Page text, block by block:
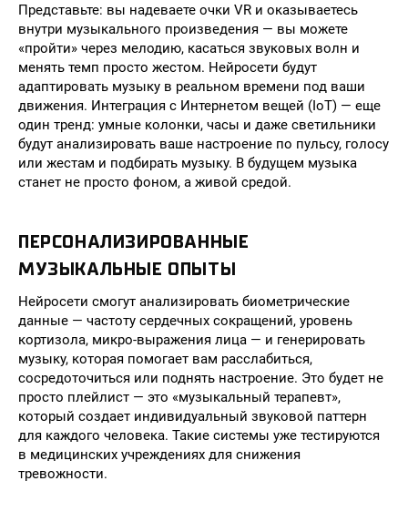
Представьте: вы надеваете очки VR и оказываетесь
внутри музыкального произведения — вы можете
«пройти» через мелодию, касаться звуковых волн и
менять темп просто жестом. Нейросети будут
адаптировать музыку в реальном времени под ваши
движения. Интеграция с Интернетом вещей (IoT) — еще
один тренд: умные колонки, часы и даже светильники
будут анализировать ваше настроение по пульсу, голосу
или жестам и подбирать музыку. В будущем музыка
станет не просто фоном, а живой средой.
ПЕРСОНАЛИЗИРОВАННЫЕ
МУЗЫКАЛЬНЫЕ ОПЫТЫ
Нейросети смогут анализировать биометрические
данные — частоту сердечных сокращений, уровень
кортизола, микро-выражения лица — и генерировать
музыку, которая помогает вам расслабиться,
сосредоточиться или поднять настроение. Это будет не
просто плейлист — это «музыкальный терапевт»,
который создает индивидуальный звуковой паттерн
для каждого человека. Такие системы уже тестируются
в медицинских учреждениях для снижения
тревожности.